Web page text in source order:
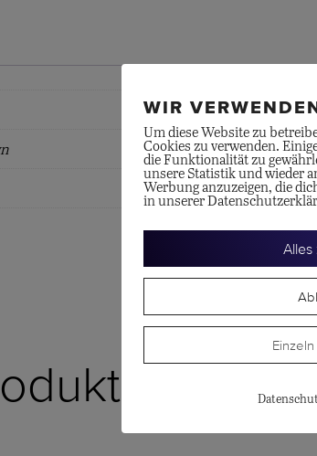
WIR
Um diese Website zu
Cookies zu verwenden.
die Funktionalität zu
unsere Statistik und wieder
Werbung anzuzeigen, die
in unserer
Alles